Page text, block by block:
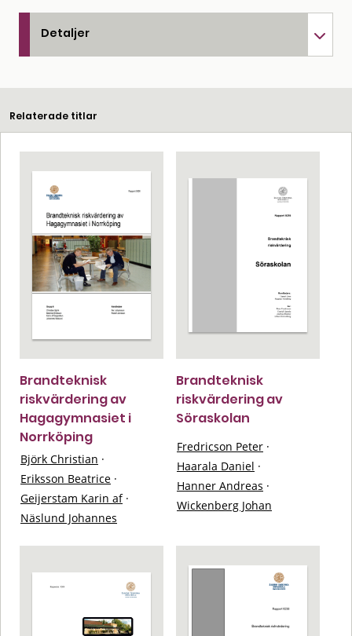
Detaljer
Relaterade titlar
Brandteknisk
riskvärdering av
Hagagymnasiet i
Norrköping
Björk Christian ·
Eriksson Beatrice ·
Geijerstam Karin af ·
Näslund Johannes
Brandteknisk
riskvärdering av
Söraskolan
Fredricson Peter ·
Haarala Daniel ·
Hanner Andreas ·
Wickenberg Johan